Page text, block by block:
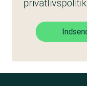
privatlivspolitik